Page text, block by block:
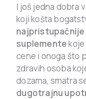
I još jedna dobra
koji košta
najpristupačnije
suplemente
cene i onoga što
zdravih osoba
dozama, smatra
dugotrajnu